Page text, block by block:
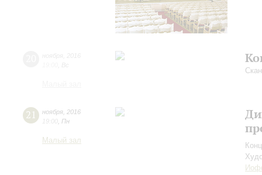
21 ноября 2016
19:00 Пн
Малый зал